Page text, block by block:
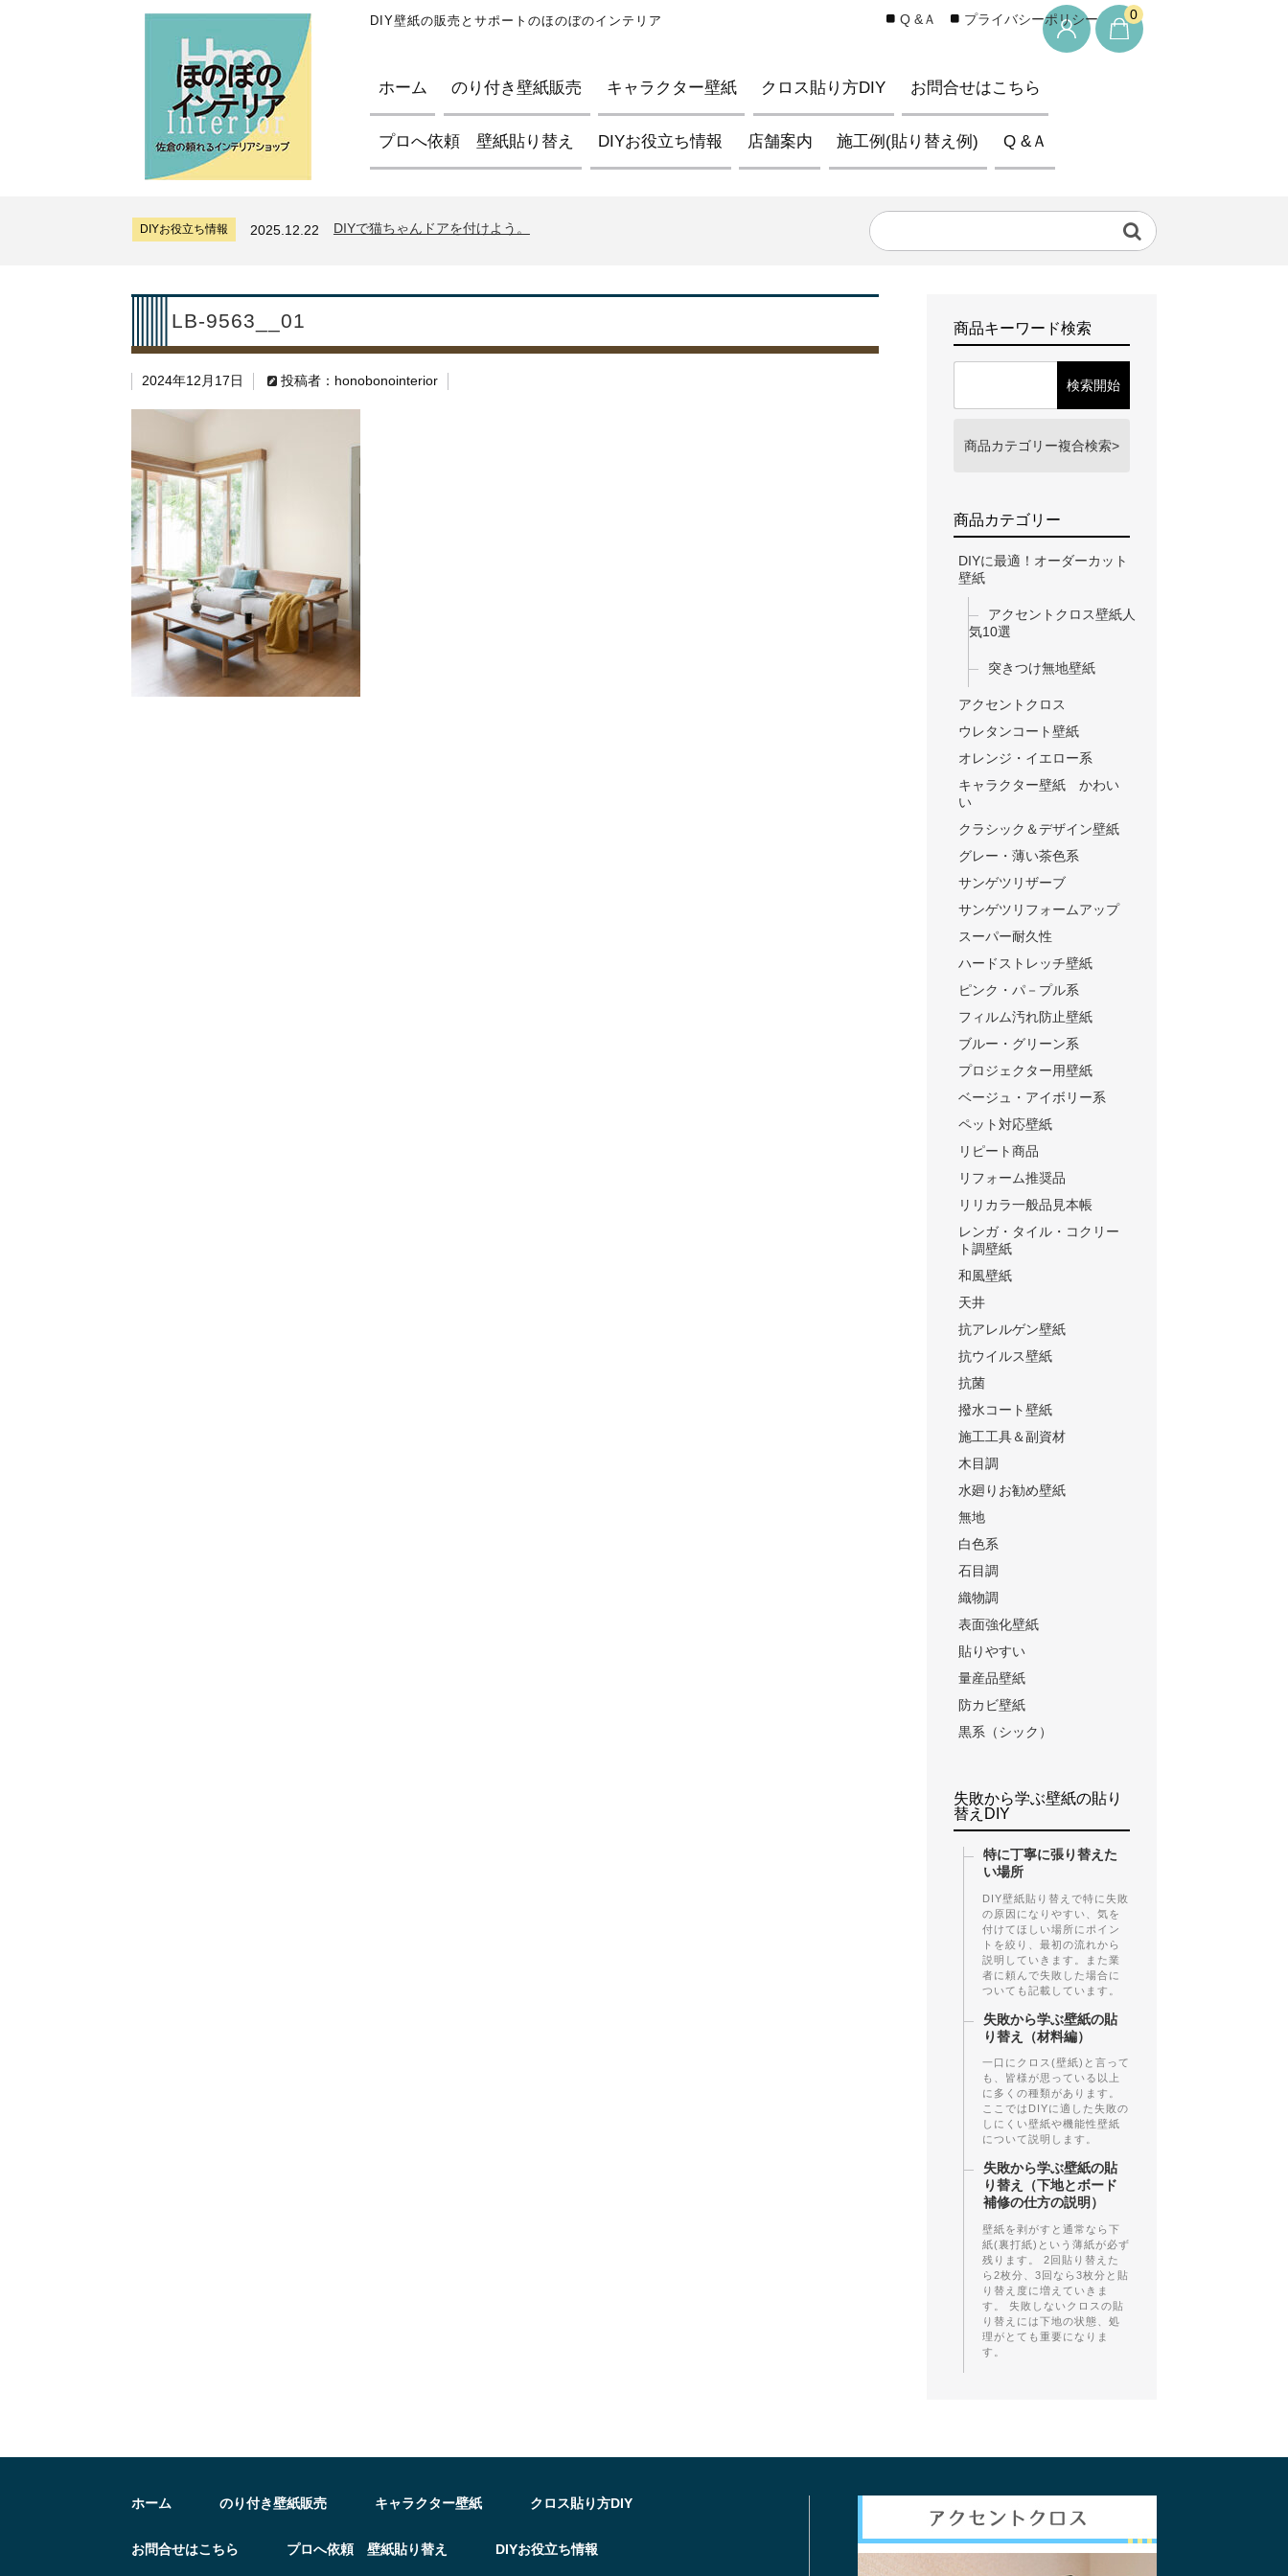
DIY壁紙の販売とサポートのほのぼのインテリア 0
ホーム のり付き壁紙販売 キャラクター壁紙 クロス貼り方DIY お問合せはこちら
プロへ依頼 壁紙貼り替え DIYお役立ち情報 店舗案内 施工例(貼り替え例) Q &Ａ
Q &Ａ プライバシーポリシー
DIYお役立ち情報 2024.7.11
DIYお役立ち情報 2025.12.22 DIYで猫ちゃんドアを付けよう。
2024.7.11
LB-9563__01
2024年12月17日 投稿者：honobonointerior
商品キーワード検索
商品カテゴリー複合検索>
商品カテゴリー
DIYに最適！オーダーカット
壁紙
アクセントクロス壁紙人
気10選
突きつけ無地壁紙
アクセントクロス
ウレタンコート壁紙
オレンジ・イエロー系
キャラクター壁紙 かわい
い
クラシック＆デザイン壁紙
グレー・薄い茶色系
サンゲツリザーブ
サンゲツリフォームアップ
スーパー耐久性
ハードストレッチ壁紙
ピンク・パ－プル系
フィルム汚れ防止壁紙
ブルー・グリーン系
プロジェクター用壁紙
ベージュ・アイボリー系
ペット対応壁紙
リピート商品
リフォーム推奨品
リリカラ一般品見本帳
レンガ・タイル・コクリー
ト調壁紙
和風壁紙
天井
抗アレルゲン壁紙
抗ウイルス壁紙
抗菌
撥水コート壁紙
施工工具＆副資材
木目調
水廻りお勧め壁紙
無地
白色系
石目調
織物調
表面強化壁紙
貼りやすい
量産品壁紙
防カビ壁紙
黒系（シック）
失敗から学ぶ壁紙の貼り
替えDIY
特に丁寧に張り替えた
い場所
DIY壁紙貼り替えで特に失敗
の原因になりやすい、気を
付けてほしい場所にポイン
トを絞り、最初の流れから
説明していきます。また業
者に頼んで失敗した場合に
ついても記載しています。
失敗から学ぶ壁紙の貼
り替え（材料編）
一口にクロス(壁紙)と言って
も、皆様が思っている以上
に多くの種類があります。
ここではDIYに適した失敗の
しにくい壁紙や機能性壁紙
について説明します。
失敗から学ぶ壁紙の貼
り替え（下地とボード
補修の仕方の説明）
壁紙を剥がすと通常なら下
紙(裏打紙)という薄紙が必ず
残ります。 2回貼り替えた
ら2枚分、3回なら3枚分と貼
り替え度に増えていきま
す。 失敗しないクロスの貼
り替えには下地の状態、処
理がとても重要になりま
す。
ホーム のり付き壁紙販売 キャラクター壁紙 クロス貼り方DIY
お問合せはこちら プロへ依頼 壁紙貼り替え DIYお役立ち情報